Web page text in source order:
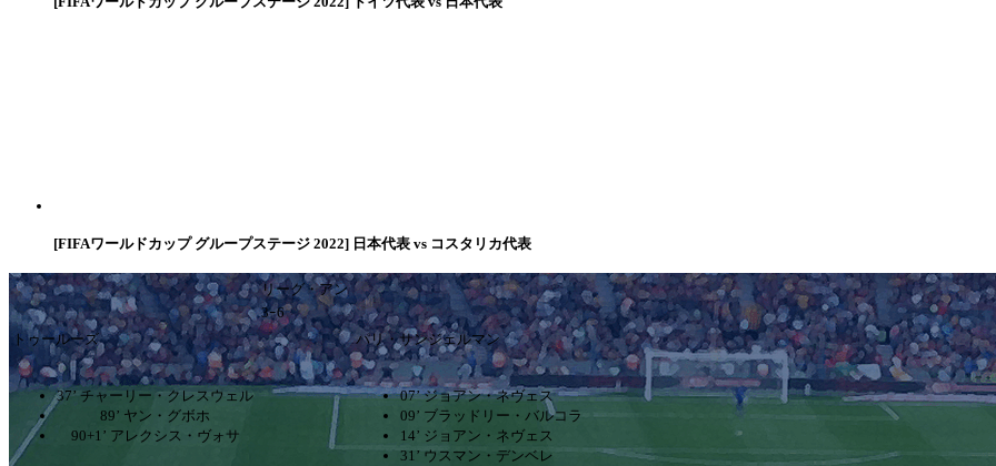
[FIFAワールドカップ グループステージ 2022] 日本代表 vs コスタリカ代表
リーグ・アン
3ｰ6
トゥールーズ
パリ・サンジェルマン
37’ チャーリー・クレスウェル
89’ ヤン・グボホ
90+1’ アレクシス・ヴォサ
07’ ジョアン・ネヴェス
09’ ブラッドリー・バルコラ
14’ ジョアン・ネヴェス
31’ ウスマン・デンベレ